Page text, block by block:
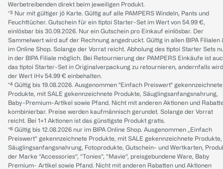
Werbetreibenden direkt beim jeweiligen Produkt.
*³ Nur mit gültiger jö Karte. Gültig auf alle PAMPERS Windeln, Pants und
Feuchttücher. Gutschein für ein tiptoi Starter-Set im Wert von 54.99 €,
einlösbar bis 30.09.2026. Nur ein Gutschein pro Einkauf einlösbar. Der
Sammelwert wird auf der Rechnung angedruckt. Gültig in allen BIPA Filialen
im Online Shop. Solange der Vorrat reicht. Abholung des tiptoi Starter Sets
in der BIPA Filiale möglich. Bei Retournierung der PAMPERS Einkäufe ist
das tiptoi Starter-Set in Originalverpackung zu retournieren, andernfalls wird
der Wert iHv 54.99 € einbehalten.
*⁴ Gültig bis 19.08.2026. Ausgenommen "Einfach Preiswert" gekennzeichnete
Produkte, mit SALE gekennzeichnete Produkte, Säuglingsanfangsnahrung,
Baby-Premium-Artikel sowie Pfand. Nicht mit anderen Aktionen und
kombinierbar. Preise werden kaufmännisch gerundet. Solange der Vorrat
reicht. Bei 1+1 Aktionen ist das günstigste Produkt gratis.
*⁸ Gültig bis 12.08.2026 nur im BIPA Online Shop. Ausgenommen „Einfach
Preiswert“ gekennzeichnete Produkte, mit SALE gekennzeichnete Produkte,
Säuglingsanfangsnahrung, Fotoprodukte, Gutschein- und Wertkarten,
der Marke “Accessories“, “Tonies“, “Mavie“, preisgebundene Ware, Baby
Premium- Artikel sowie Pfand. Nicht mit anderen Rabatten und Aktionen